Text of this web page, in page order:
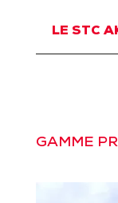
LE STC
GAMME